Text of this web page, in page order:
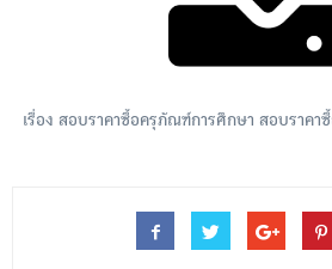
เรื่อง สอบราคาซื้อครุภัณฑ์การศึกษา สอบราคา